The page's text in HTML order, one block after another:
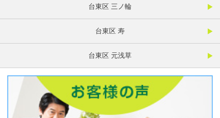
台東区 三ノ輪
台東区 寿
台東区 元浅草